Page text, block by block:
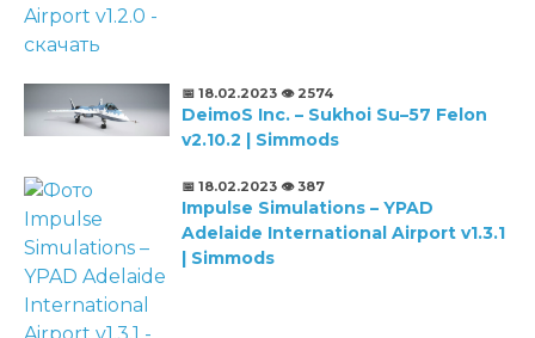
📅 18.02.2023 👁️ 2574
DeimoS Inc. – Sukhoi Su–57 Felon
v2.10.2 | Simmods
📅 18.02.2023 👁️ 387
Impulse Simulations – YPAD
Adelaide International Airport v1.3.1
| Simmods